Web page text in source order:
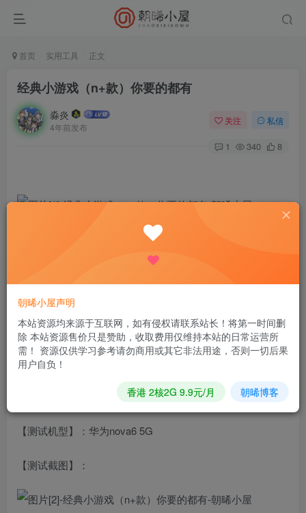
首页 实用工具 正文
经典小游戏（n+款）你要的都有
淼炎
4年前发布
关注 私信
1 340 8
【介绍】：收录全网经典小游戏，h5，gba，街机等
游戏内自带金手指工具（目前已经一百款左右游戏）
【应用版本】：v 1.0
【应用大小】：2.6MB
【测试机型】：华为nova6 5G
【测试截图】：
朝晞小屋声明
本站资源均来源于互联网，如有侵权请联系站长！将第一时间删
除 本站资源售价只是赞助，收取费用仅维持本站的日常运营所
需！ 资源仅供学习参考请勿商用或其它非法用途，否则一切后果
用户自负！
香港 2核2G 9.9元/月 朝晞博客